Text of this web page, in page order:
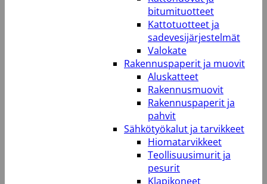
bitumituotteet
Kattotuotteet ja
sadevesijärjestelmät
Valokate
Rakennuspaperit ja muovit
Aluskatteet
Rakennusmuovit
Rakennuspaperit ja
pahvit
Sähkötyökalut ja tarvikkeet
Hiomatarvikkeet
Teollisuusimurit ja
pesurit
Klapikoneet